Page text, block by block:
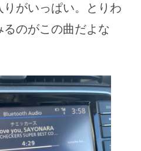
がいっぱい。とりわ
のがこの曲だよな